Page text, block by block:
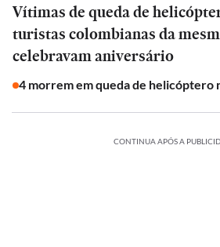
Vítimas de queda de
turistas colombianas da
celebravam aniversário
4 morrem em queda de helicóptero
CONTINUA APÓS A